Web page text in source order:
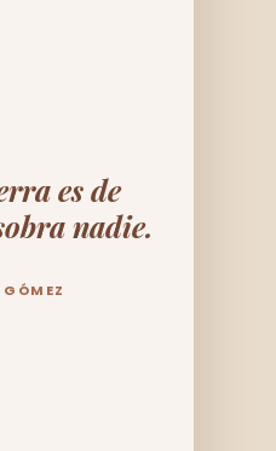
es de
nadie.